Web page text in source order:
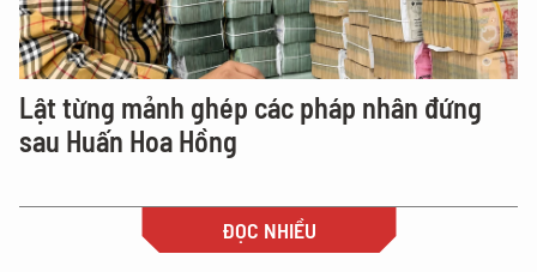
Lật từng mảnh ghép các pháp nhân đứng
sau Huấn Hoa Hồng
ĐỌC NHIỀU